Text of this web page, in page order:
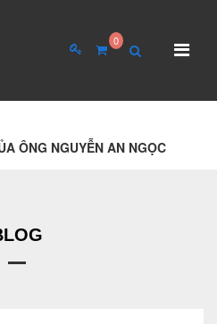
0
Hồ sơ năng lực
ÔNG NGUYỄN AN NGỌC